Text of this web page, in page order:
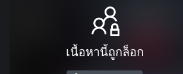
เนื้อหานี้ถูกล็อก